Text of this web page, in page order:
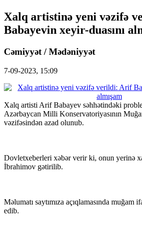
Xalq artistinə yeni vəzifə
Babayevin xeyir-duasını
Cəmiyyət / Mədəniyyət
7-09-2023, 15:09
Xalq artisti Arif Babayev səhhətindəki
Azərbaycan Milli Konservatoriyasının
vəzifəsindən azad olunub.
Dovletxeberleri xəbər verir ki, onun yerinə
İbrahimov gətirilib.
Məlumatı saytımıza açıqlamasında muğam
edib.